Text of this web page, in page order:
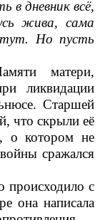
в дневник всё,
жива, сама
Но пусть
матери,
ликвидации
Старшей
что скрыли её
о котором не
сражался
происходило с
она написала